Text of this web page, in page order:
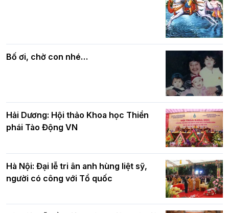
nhân mùa Phật đản PL.2570
Phật giáo chính tín Phần 7: Luật nhân
quả
Bố ơi, chờ con nhé…
Hải Dương: Hội thảo Khoa học Thiền
phái Tào Động VN
Hà Nội: Đại lễ tri ân anh hùng liệt sỹ,
người có công với Tổ quốc